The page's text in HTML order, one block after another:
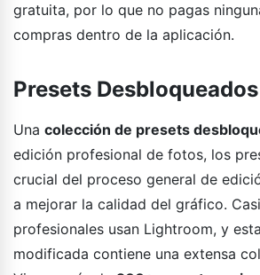
gratuita, por lo que no pagas
compras dentro de la aplicación.
Presets Desbloqueados
Una colección de presets
edición profesional de fotos, los
crucial del proceso general de
a mejorar la calidad del gráfico.
profesionales usan Lightroom, y
modificada contiene una extensa